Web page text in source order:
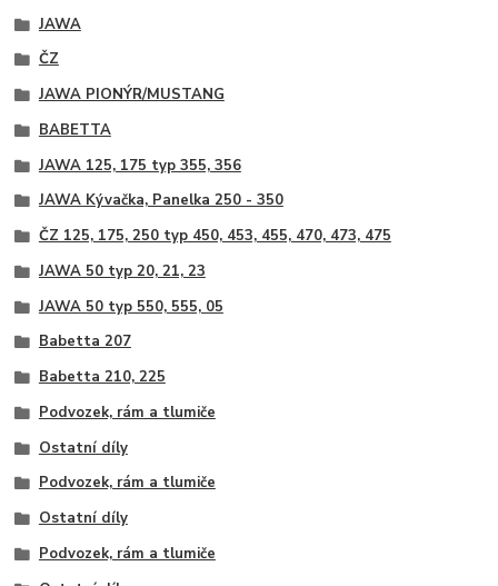
JAWA
ČZ
JAWA PIONÝR/MUSTANG
BABETTA
JAWA 125, 175 typ 355, 356
JAWA Kývačka, Panelka 250 - 350
ČZ 125, 175, 250 typ 450, 453, 455, 470, 473, 475
JAWA 50 typ 20, 21, 23
JAWA 50 typ 550, 555, 05
Babetta 207
Babetta 210, 225
Podvozek, rám a tlumiče
Ostatní díly
Podvozek, rám a tlumiče
Ostatní díly
Podvozek, rám a tlumiče